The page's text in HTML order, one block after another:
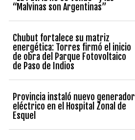
“Malvinas son Argentinas”
Chubut fortalece su matriz
energética: Torres firmó el inicio
de obra del Parque Fotovoltaico
de Paso de Indios
Provincia instaló nuevo generador
eléctrico en el Hospital Zonal de
Esquel